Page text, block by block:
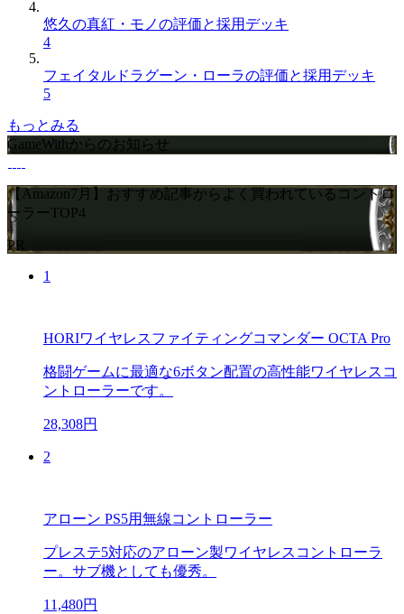
悠久の真紅・モノの評価と採用デッキ
4
フェイタルドラグーン・ローラの評価と採用デッキ
5
もっとみる
GameWithからのお知らせ
【Amazon7月】おすすめ記事からよく買われているコントロ
ーラーTOP4
PR
1
HORIワイヤレスファイティングコマンダー OCTA Pro
格闘ゲームに最適な6ボタン配置の高性能ワイヤレスコ
ントローラーです。
28,308円
2
アローン PS5用無線コントローラー
プレステ5対応のアローン製ワイヤレスコントローラ
ー。サブ機としても優秀。
11,480円